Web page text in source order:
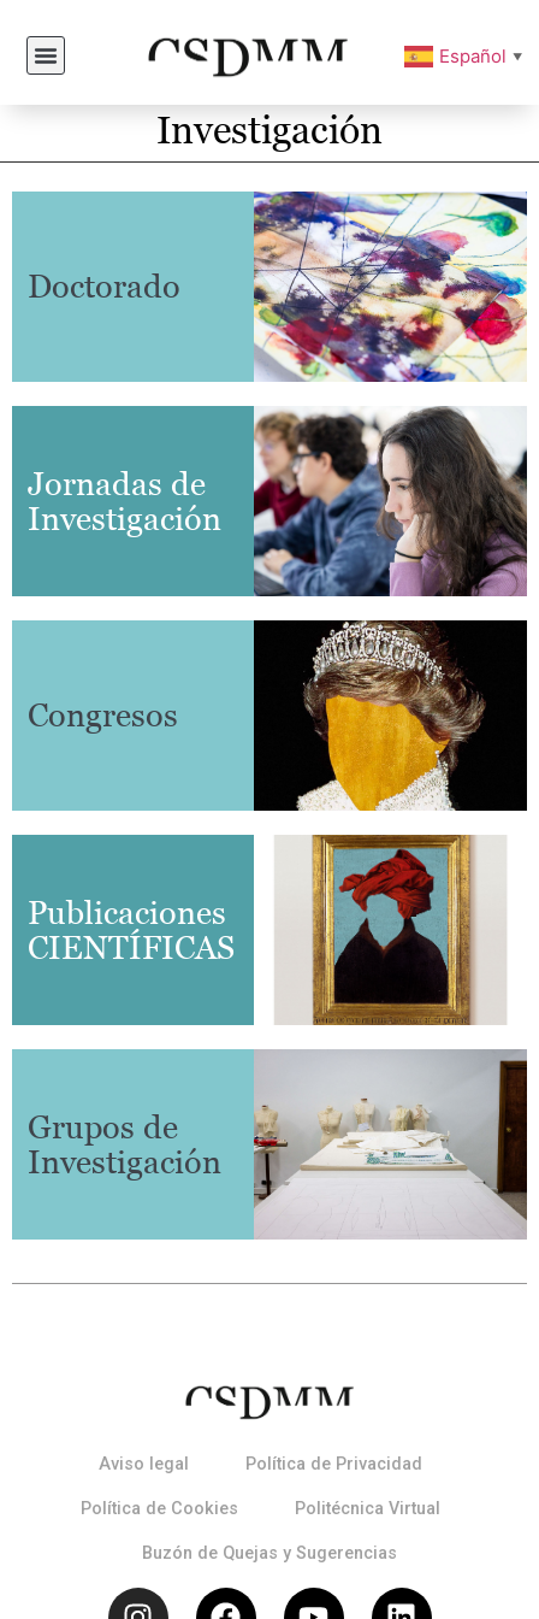
Español ▼
Investigación
Doctorado
Jornadas de
Investigación
Congresos
Publicaciones
CIENTÍFICAS
Grupos de
Investigación
Aviso legal Política de Privacidad
Política de Cookies Politécnica Virtual
Buzón de Quejas y Sugerencias